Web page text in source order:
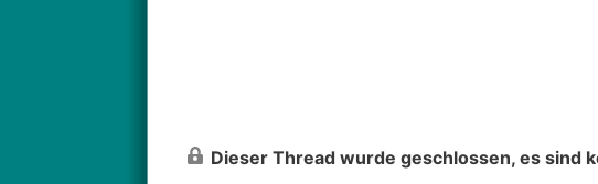
Dieser Thread wurde geschlossen, es sind